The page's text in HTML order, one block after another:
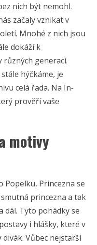
nich být nemohl.
začaly vznikat v
Mnohé z nich jsou
dokáží k
generací.
hýčkáme, je
celá řada. Na In-
prověří vaše
motivy
Popelku, Princezna se
princezna a tak
dál. Tyto pohádky se
i hlášky, které v
Vůbec nejstarší